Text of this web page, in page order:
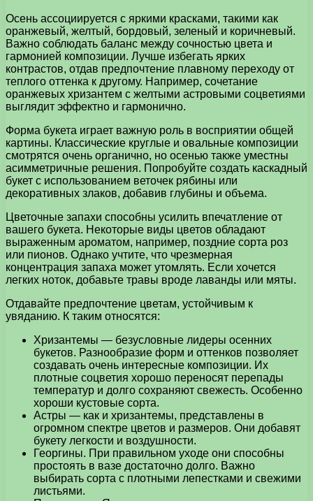
Осень ассоциируется с яркими красками, такими как
оранжевый, желтый, бордовый, зеленый и коричневый.
Важно соблюдать баланс между сочностью цвета и
гармонией композиции. Лучше избегать ярких
контрастов, отдав предпочтение плавному переходу от
теплого оттенка к другому. Например, сочетание
оранжевых хризантем с желтыми астровыми соцветиями
выглядит эффектно и гармонично.
Форма букета играет важную роль в восприятии общей
картины. Классические круглые и овальные композиции
смотрятся очень органично, но осенью также уместны
асимметричные решения. Попробуйте создать каскадный
букет с использованием веточек рябины или
декоративных злаков, добавив глубины и объема.
Цветочные запахи способны усилить впечатление от
вашего букета. Некоторые виды цветов обладают
выраженным ароматом, например, поздние сорта роз
или пионов. Однако учтите, что чрезмерная
концентрация запаха может утомлять. Если хочется
легких ноток, добавьте травы вроде лаванды или мяты.
Отдавайте предпочтение цветам, устойчивым к
увяданию. К таким относятся:
Хризантемы — безусловные лидеры осенних
букетов. Разнообразие форм и оттенков позволяет
создавать очень интересные композиции. Их
плотные соцветия хорошо переносят перепады
температур и долго сохраняют свежесть. Особенно
хороши кустовые сорта.
Астры — как и хризантемы, представлены в
огромном спектре цветов и размеров. Они добавят
букету легкости и воздушности.
Георгины. При правильном уходе они способны
простоять в вазе достаточно долго. Важно
выбирать сорта с плотными лепестками и свежими
листьями.